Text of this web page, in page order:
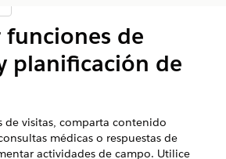
de materias
de
planificación de
de visitas, comparta contenido
médicas o respuestas de
actividades de campo. Utilice